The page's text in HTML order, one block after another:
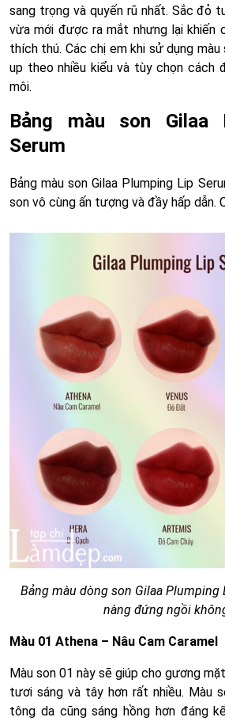
sang trọng và quyến rũ nhất. Sắc đỏ
vừa mới được ra mắt nhưng lại khiến
thích thú. Các chị em khi sử dụng
up theo nhiều kiểu và tùy chọn cách
môi.
Bảng màu son Gilaa
Serum
Bảng màu son Gilaa Plumping Lip
son vô cùng ấn tượng và đầy hấp dẫn.
Bảng màu dòng son Gilaa Plumping
nàng đứng ngồi
Màu 01 Athena – Nâu Cam Caramel
Màu son 01 này sẽ giúp cho gương
tươi sáng và tây hơn rất nhiều. Màu
tông da cũng sáng hồng hơn đáng